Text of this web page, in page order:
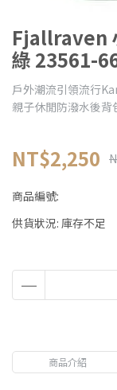
Fjallraven
綠 23561-
戶外潮流引領流行
親子休閒防潑水後背
NT$2,250
商品編號:
供貨狀況: 庫存不足
商品介紹